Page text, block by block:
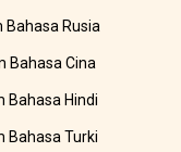
Bahasa Rusia
Bahasa Cina
Bahasa Hindi
Bahasa Turki